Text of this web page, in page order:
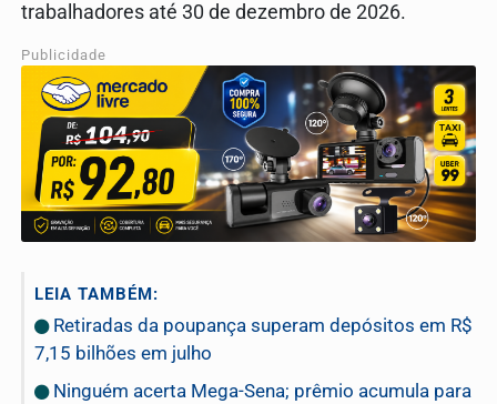
trabalhadores até 30 de dezembro de 2026.
Publicidade
LEIA TAMBÉM:
Retiradas da poupança superam depósitos em R$
7,15 bilhões em julho
Ninguém acerta Mega-Sena; prêmio acumula para